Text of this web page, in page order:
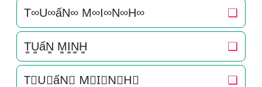
T∞U∞ấN∞ M∞I∞N∞H∞ ❏
T͚U͚ấN͚ M͚I͚N͚H͚ ❏
T⃒U⃒ấN⃒ M⃒I⃒N⃒H⃒ ❏